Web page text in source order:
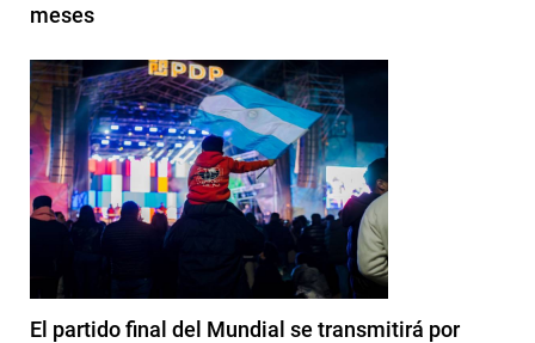
meses
El partido final del Mundial se transmitirá por